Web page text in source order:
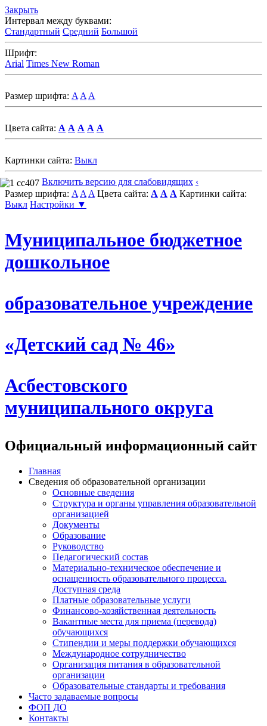
Закрыть
Интервал между буквами:
Стандартный Средний Большой
Шрифт:
Arial Times New Roman
Размер шрифта: A A A
Цвета сайта: A A A A A
Картинки сайта: Выкл
Включить версию для слабовидящих ‹
Размер шрифта: A A A Цвета сайта: A A A Картинки сайта:
Выкл Настройки ▼
Муниципальное бюджетное
дошкольное
образовательное учреждение
«Детский сад № 46»
Асбестовского
муниципального округа
Официальный информационный сайт
Главная
Сведения об образовательной организации
Основные сведения
Структура и органы управления образовательной
организацией
Документы
Образование
Руководство
Педагогический состав
Материально-техническое обеспечение и
оснащенность образовательного процесса.
Доступная среда
Платные образовательные услуги
Финансово-хозяйственная деятельность
Вакантные места для приема (перевода)
обучающихся
Стипендии и меры поддержки обучающихся
Международное сотрудничество
Организация питания в образовательной
организации
Образовательные стандарты и требования
Часто задаваемые вопросы
ФОП ДО
Контакты